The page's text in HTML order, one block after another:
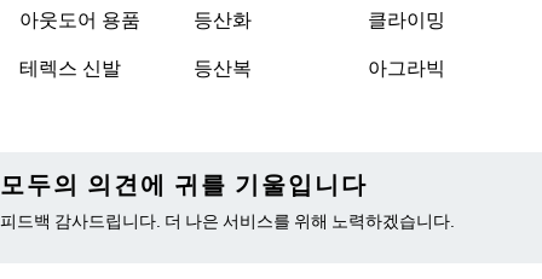
아웃도어 용품
테렉스 신발
등산화
등산복
클라이밍
아그라빅
모두의 의견에 귀를 기울입니다
피드백 감사드립니다. 더 나은 서비스를 위해 노력하겠습니다.